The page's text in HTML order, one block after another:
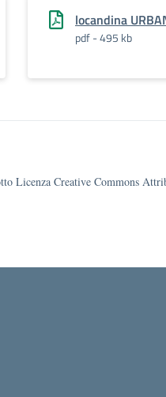
locandina
pdf - 495 kb
Licenza Creative Commons